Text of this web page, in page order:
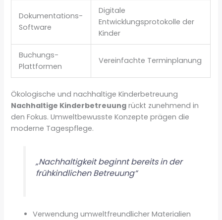
Dokumentations-
Software
Digitale
Entwicklungsprotokolle der
Kinder
Buchungs-
Plattformen
Vereinfachte Terminplanung
Ökologische und nachhaltige Kinderbetreuung
Nachhaltige Kinderbetreuung rückt zunehmend in
den Fokus. Umweltbewusste Konzepte prägen die
moderne Tagespflege.
„Nachhaltigkeit beginnt bereits in der
frühkindlichen Betreuung“
Verwendung umweltfreundlicher Materialien